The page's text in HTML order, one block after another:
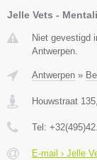
Jelle Vets -
Niet gevestigd
Antwerpen.
Antwerpen »
Houwstraat 135,
Tel:
E-mail › Jelle